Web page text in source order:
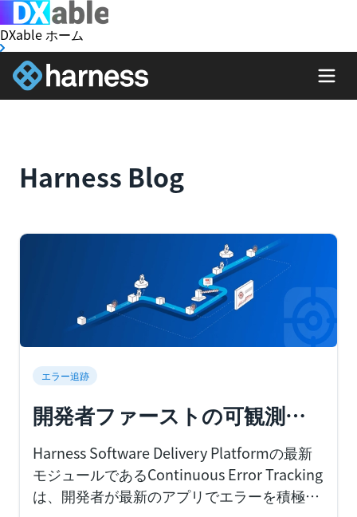
DXable ホーム
Harness Blog
エラー追跡
開発者ファーストの可観測性
を実現するContinuous Error
Tracking Moduleの発表
Harness Software Delivery Platformの最新
モジュールであるContinuous Error Tracking
は、開発者が最新のアプリでエラーを積極的